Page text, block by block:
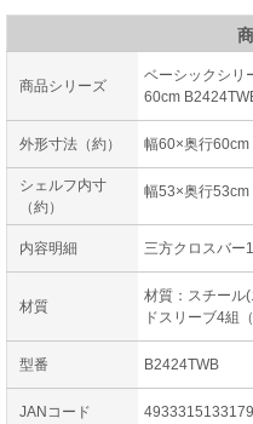
商品シリーズ
ベーシックシ
60cm
外形寸法（約） 幅60×奥行60cm
シェルフ内寸
（約）
幅53×奥行53cm
内容明細 三方クロスバー
材質
材質：スチール
ドスリーブ4組
型番 B2424TWB
JANコード 4933315133179